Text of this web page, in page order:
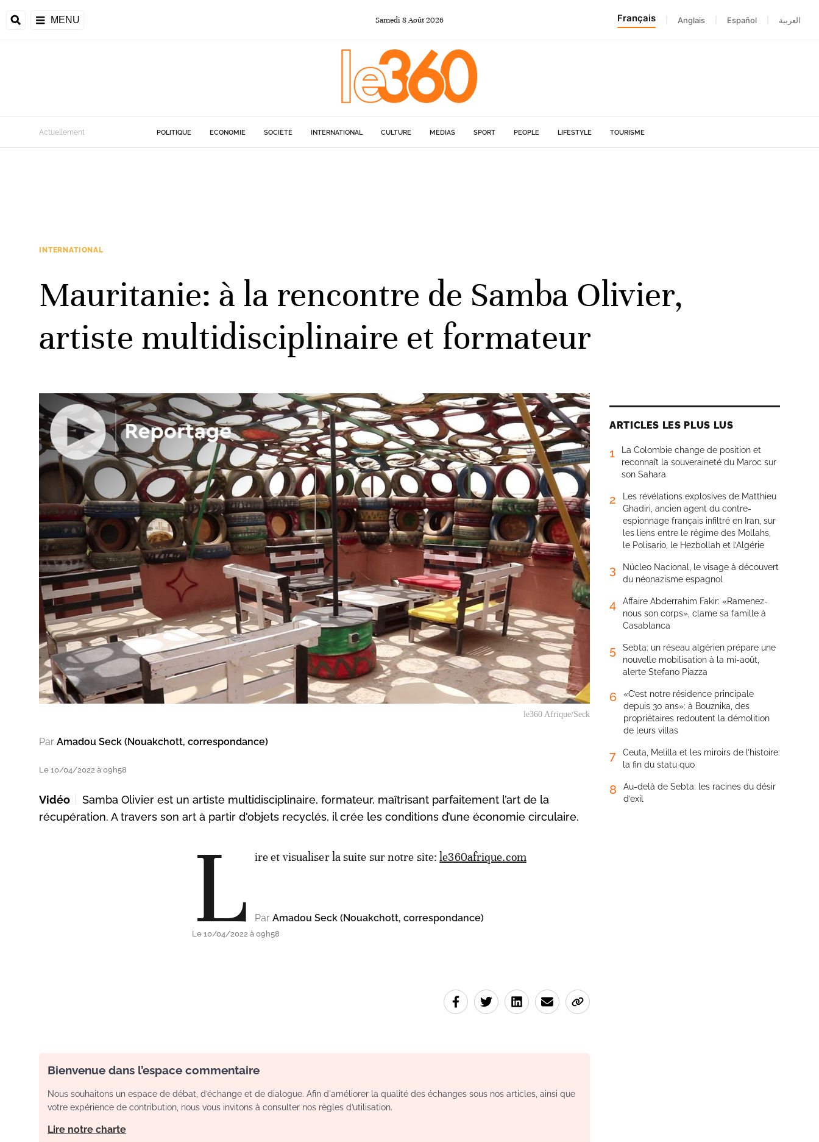
MENU Samedi 8Août2026 Français Anglais Español العربية
Actuellement POLITIQUE ECONOMIE SOCIÉTÉ INTERNATIONAL CULTURE MÉDIAS SPORT PEOPLE LIFESTYLE TOURISME
INTERNATIONAL
Mauritanie: à la rencontre de Samba Olivier,
artiste multidisciplinaire et formateur
le360 Afrique/Seck
Par Amadou Seck (Nouakchott, correspondance)
Le 10/04/2022 à 09h58
Vidéo
Samba Olivier est un artiste multidisciplinaire, formateur, maîtrisant parfaitement l’art de la
récupération. A travers son art à partir d'objets recyclés, il crée les conditions d’une économie circulaire.
L ire et visualiser la suite sur notre site:le360afrique.com
Par Amadou Seck (Nouakchott, correspondance)
Le 10/04/2022 à 09h58
Bienvenue dans l’espace commentaire
Nous souhaitons un espace de débat, d’échange et de dialogue. Afin d'améliorer la qualité des échanges sous nos articles, ainsi que
votre expérience de contribution, nous vous invitons à consulter nos règles d’utilisation.
Lire notre charte
ARTICLES LES PLUS LUS
1
La Colombie change de position et
reconnaît la souveraineté du Maroc sur
son Sahara
2
Les révélations explosives de Matthieu
Ghadiri, ancien agent du contre-
espionnage français infiltré en Iran, sur
les liens entre le régime des Mollahs,
le Polisario, le Hezbollah et l’Algérie
3
Núcleo Nacional, le visage à découvert
du néonazisme espagnol
4
Affaire Abderrahim Fakir: «Ramenez-
nous son corps», clame sa famille à
Casablanca
5
Sebta: un réseau algérien prépare une
nouvelle mobilisation à la mi-août,
alerte Stefano Piazza
6
«C’est notre résidence principale
depuis 30 ans»: à Bouznika, des
propriétaires redoutent la démolition
de leurs villas
7
Ceuta, Melilla et les miroirs de l’histoire:
la fin du statu quo
8
Au-delà de Sebta: les racines du désir
d’exil